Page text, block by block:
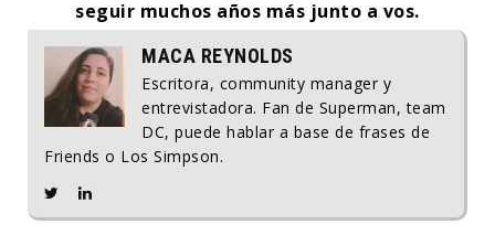
seguir muchos años más junto a vos.
MACA REYNOLDS
Escritora, community manager y
entrevistadora. Fan de Superman, team
DC, puede hablar a base de frases de
Friends o Los Simpson.